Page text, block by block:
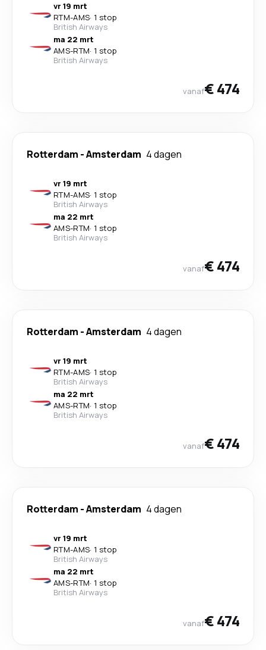
vr 19 mrt
RTM-AMS· 1 stop
British Airways
ma 22 mrt
AMS-RTM· 1 stop
British Airways
vanaf€ 474
Rotterdam -Amsterdam 4 dagen
vr 19 mrt
RTM-AMS· 1 stop
British Airways
ma 22 mrt
AMS-RTM· 1 stop
British Airways
vanaf€ 474
Rotterdam -Amsterdam 4 dagen
vr 19 mrt
RTM-AMS· 1 stop
British Airways
ma 22 mrt
AMS-RTM· 1 stop
British Airways
vanaf€ 474
Rotterdam -Amsterdam 4 dagen
vr 19 mrt
RTM-AMS· 1 stop
British Airways
ma 22 mrt
AMS-RTM· 1 stop
British Airways
vanaf€ 474